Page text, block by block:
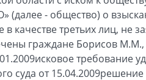
- общество) о
в качестве третьих лиц, не
граждане Борисов
требование
суда от